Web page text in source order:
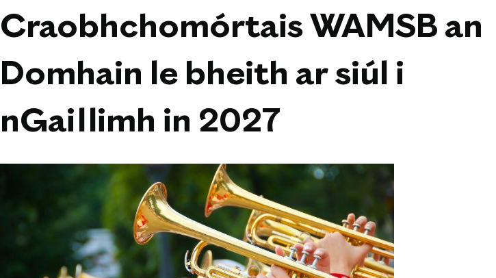
Craobhchomórtais WAMSB an
Domhain le bheith ar siúl i
nGaillimh in 2027